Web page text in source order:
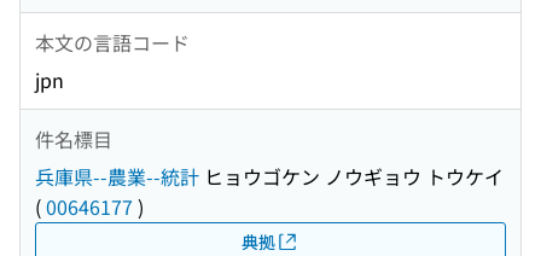
本文の言語コード
jpn
件名標目
兵庫県--農業--統計 ヒョウゴケン ノウギョウ トウケイ
(00646177 )
典拠